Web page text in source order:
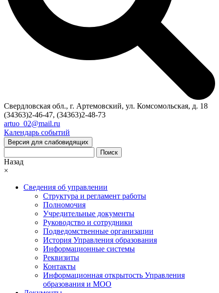
Свердловская обл., г. Артемовский, ул. Комсомольская, д. 18
(34363)2-46-47, (34363)2-48-73
artuo_02@mail.ru
Календарь событий
Версия для слабовидящих
Поиск
Назад
×
Сведения об управлении
Структура и регламент работы
Полномочия
Учредительные документы
Руководство и сотрудники
Подведомственные организации
История Управления образования
Информационные системы
Реквизиты
Контакты
Информационная открытость Управления
образования и МОО